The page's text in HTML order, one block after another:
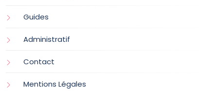
Guides
Administratif
Contact
Mentions Légales